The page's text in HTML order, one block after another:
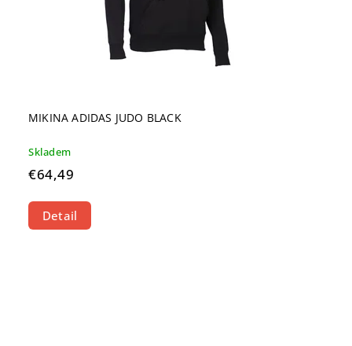
MIKINA ADIDAS JUDO BLACK
Skladem
€64,49
Detail